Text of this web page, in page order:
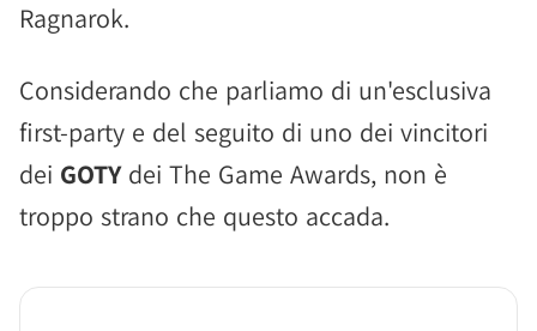
Ragnarok.
Considerando che parliamo di un'esclusiva
first-party e del seguito di uno dei vincitori
dei GOTY dei The Game Awards, non è
troppo strano che questo accada.